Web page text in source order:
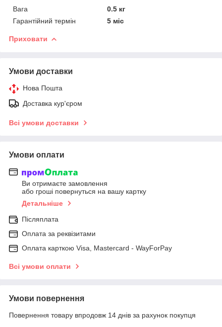
Вага
0.5 кг
Гарантійний термін
5 міс
Приховати
Умови доставки
Нова Пошта
Доставка кур'єром
Всі умови доставки
Умови оплати
Ви отримаєте замовлення
або гроші повернуться на вашу картку
Детальніше
Післяплата
Оплата за реквізитами
Оплата карткою Visa, Mastercard - WayForPay
Всі умови оплати
Умови повернення
Повернення товару впродовж 14 днів за рахунок покупця